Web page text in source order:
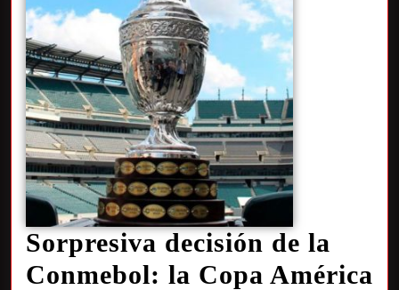
Sorpresiva decisión de la
Conmebol: la Copa América